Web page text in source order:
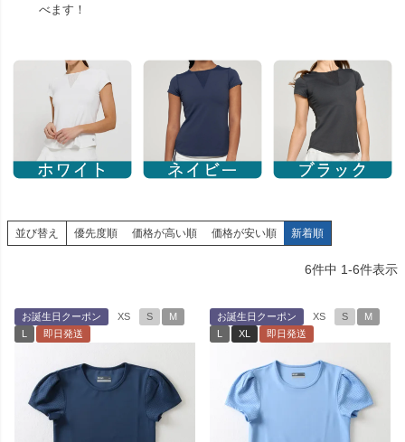
べます！
並び替え 優先度順 価格が高い順 価格が安い順 新着順
6件中 1-6件表示
お誕生日クーポン XS S
M
即日発送
お誕生日クーポン XS S
M
XL 即日発送